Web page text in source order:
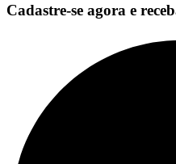
Cadastre-se agora e